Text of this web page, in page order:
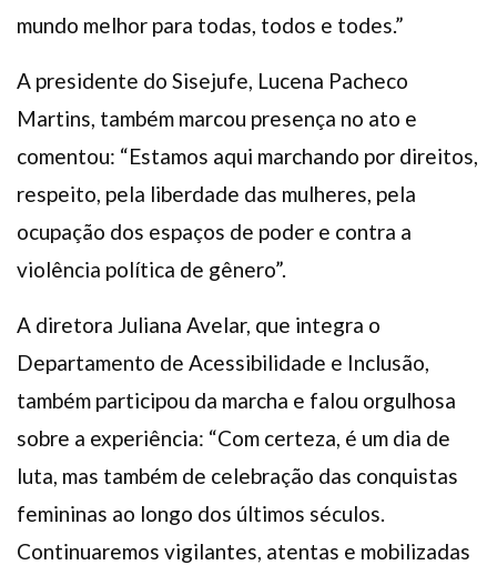
mundo melhor para todas, todos e todes.”
A presidente do Sisejufe, Lucena Pacheco
Martins, também marcou presença no ato e
comentou: “Estamos aqui marchando por direitos,
respeito, pela liberdade das mulheres, pela
ocupação dos espaços de poder e contra a
violência política de gênero”.
A diretora Juliana Avelar, que integra o
Departamento de Acessibilidade e Inclusão,
também participou da marcha e falou orgulhosa
sobre a experiência: “Com certeza, é um dia de
luta, mas também de celebração das conquistas
femininas ao longo dos últimos séculos.
Continuaremos vigilantes, atentas e mobilizadas